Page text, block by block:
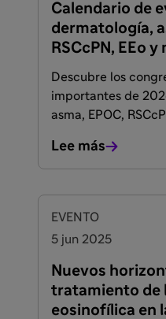
Calendario de
dermatología,
RSCcPN, EEo y
Descubre los
importantes de
asma, EPOC,
Lee más
FACULTADOS PARA
EVENTO
5 jun 2025
Nuevos
tratamiento de
eosinofílica en